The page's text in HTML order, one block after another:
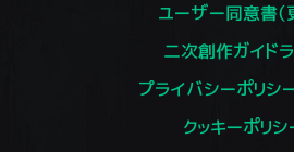
ユーザー同意書（
二次創作ガイド
プライバシーポリシ
クッキーポリシ